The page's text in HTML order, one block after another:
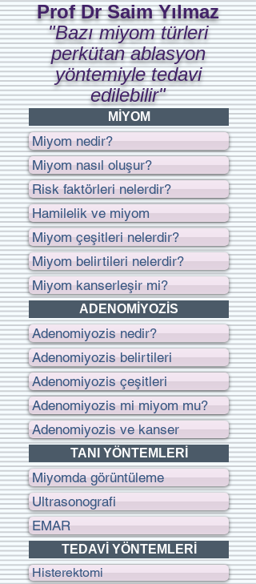
Prof Dr Saim Yılmaz
"Bazı miyom türleri
perkütan ablasyon
yöntemiyle tedavi
edilebilir"
MİYOM
Miyom nedir?
Miyom nasıl oluşur?
Risk faktörleri nelerdir?
Hamilelik ve miyom
Miyom çeşitleri nelerdir?
Miyom belirtileri nelerdir?
Miyom kanserleşir mi?
ADENOMİYOZİS
Adenomiyozis nedir?
Adenomiyozis belirtileri
Adenomiyozis çeşitleri
Adenomiyozis mi miyom mu?
Adenomiyozis ve kanser
TANI YÖNTEMLERİ
Miyomda görüntüleme
Ultrasonografi
EMAR
TEDAVİ YÖNTEMLERİ
Histerektomi